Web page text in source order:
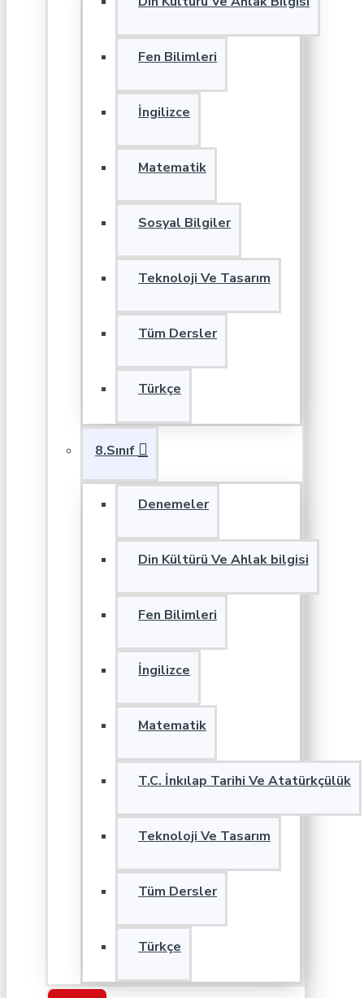
Fen Bilimleri
İngilizce
Matematik
Sosyal Bilgiler
Teknoloji Ve Tasarım
Tüm Dersler
Türkçe
8.Sınıf
Denemeler
Din Kültürü Ve Ahlak bilgisi
Fen Bilimleri
İngilizce
Matematik
T.C. İnkılap Tarihi Ve Atatürkçülük
Teknoloji Ve Tasarım
Tüm Dersler
Türkçe